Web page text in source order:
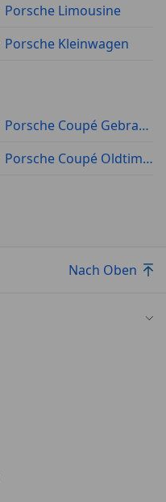
Porsche Limousine
Porsche Kleinwagen
Porsche Coupé Gebraucht
Porsche Coupé Oldtimer
Nach Oben